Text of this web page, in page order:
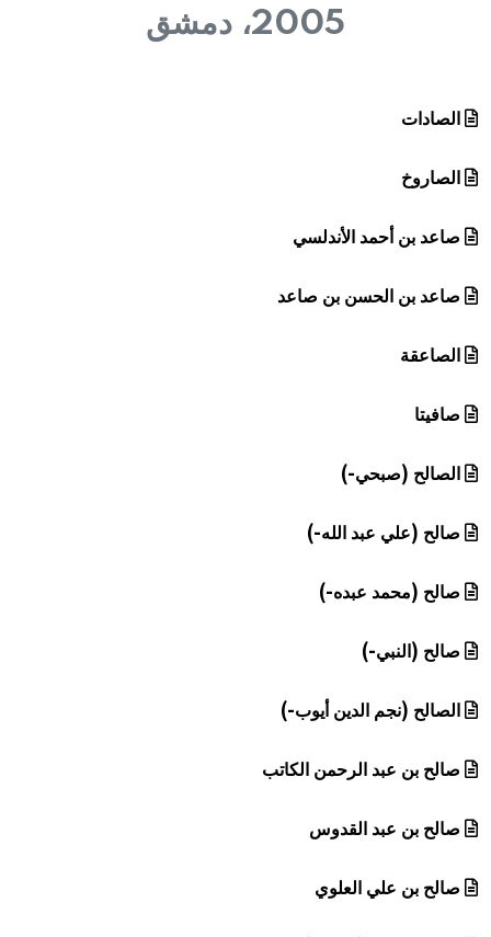
هيئة الموسوعة العربية تطلق موسوعات جديدة في عام 2026
2005، دمشق
الصادات
الصاروخ
صاعد بن أحمد الأندلسي
صاعد بن الحسن بن صاعد
الصاعقة
صافيتا
الصالح (صبحي-)
صالح (علي عبد الله-)
صالح (محمد عبده-)
صالح (النبي-)
الصالح (نجم الدين أيوب-)
صالح بن عبد الرحمن الكاتب
صالح بن عبد القدوس
صالح بن علي العلوي